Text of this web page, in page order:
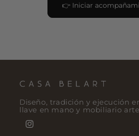
👉 Iniciar
Diseño, tradición y ejecución
llave en mano y mobiliario
Instagram